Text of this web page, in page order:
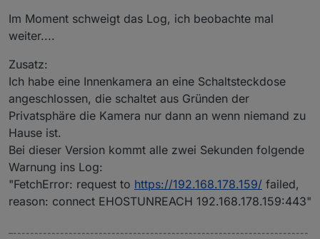
tapo.0
2023-09-16 14:53:06.957	debug	Handshake
2023-09-16 14:53:06.535	debug	Constructing
tapo.0
2023-09-16 14:53:06.534	info	Init device
tapo.0
Im Moment schweigt das Log, ich beobachte mal
weiter....
Zusatz:
Ich habe eine Innenkamera an eine Schaltsteckdose
angeschlossen, die schaltet aus Gründen der
Privatsphäre die Kamera nur dann an wenn niemand zu
Hause ist.
Bei dieser Version kommt alle zwei Sekunden folgende
Warnung ins Log:
"FetchError: request to https://192.168.178.159/ failed,
reason: connect EHOSTUNREACH 192.168.178.159:443"
–---------------------------------------------------------------------